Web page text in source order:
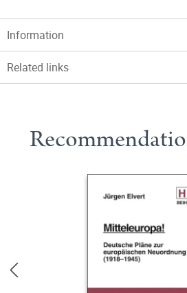
Information
Related links